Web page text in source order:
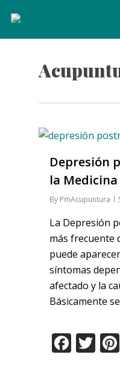
main
Depresión
la
By PmAcupuntura
La Depresión
más frecuente
puede
síntomas
afectado y la
Básicamente